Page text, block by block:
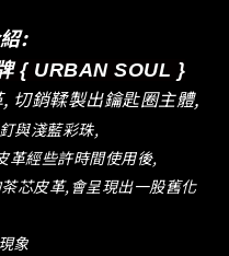
:
{ URBAN SOUL }
切銷鞣製出鑰匙圈主體,
與淺藍彩珠,
革經些許時間使用後,
芯皮革,會呈現出一股舊化
象